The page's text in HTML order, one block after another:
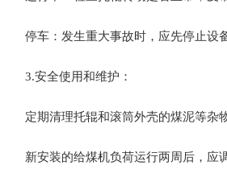
停车‌：发生重大事故时，应先停止设
3.安全使用和维护‌：
定期清理托辊和滚筒外壳的煤泥等杂
新安装的给煤机负荷运行两周后，应